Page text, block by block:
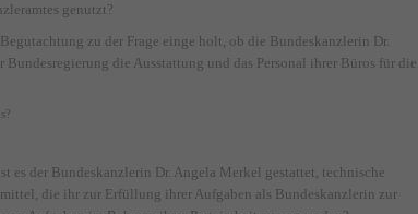
genutzt?
zu der Frage einge­ holt, ob die Bundeskanzlerin Dr.
die Ausstattung und das Personal ihrer Büros für die
es der Bundeskanzlerin Dr. Angela Merkel gestattet, technische
die ihr zur Erfüllung ihrer Aufgaben als Bundeskanzlerin zur